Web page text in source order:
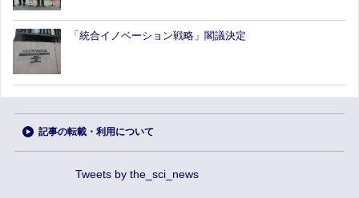
「統合イノベーション戦略」閣議決定
記事の転載・利用について
Tweets by the_sci_news